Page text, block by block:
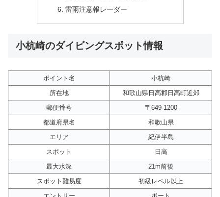
雷雨注意報レーダー
小杭崎のダイビングスポット情報
ポイント名
小杭崎
所在地
和歌山県日高郡日高町近郊
郵便番号
〒649-1200
都道府県名
和歌山県
エリア
紀伊半島
スポット
日高
最大水深
21m前後
スポット難易度
初級レベル以上
エントリー
ボート